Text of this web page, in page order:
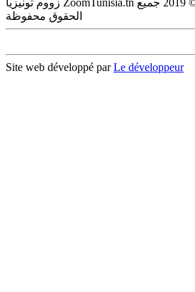
زووم تونيزيا ZoomTunisia.tn جريدة إلكترونية جامعة - © 2019 جميع
الحقوق محفوظة
Site web développé parLe développeur